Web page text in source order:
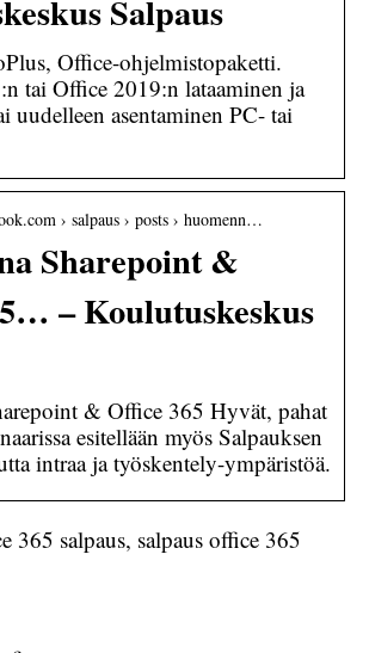
Salpaus
Office-ohjelmistopaketti.
tai Office 2019:n lataaminen ja
uudelleen asentaminen PC- tai
› salpaus › posts › huomenn…
Sharepoint &
– Koulutuskeskus
& Office 365 Hyvät, pahat
esitellään myös Salpauksen
intraa ja työskentely-ympäristöä.
365 salpaus, salpaus office 365